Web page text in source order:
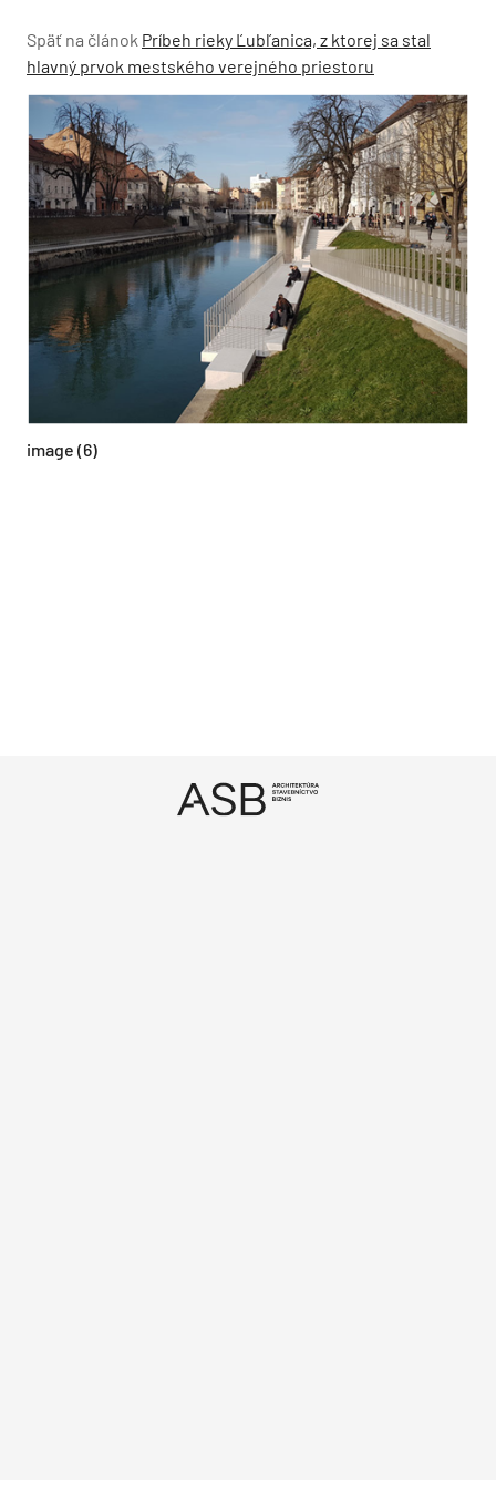
Späť na článok Príbeh rieky Ľubľanica, z ktorej sa stal
hlavný prvok mestského verejného priestoru
image (6)